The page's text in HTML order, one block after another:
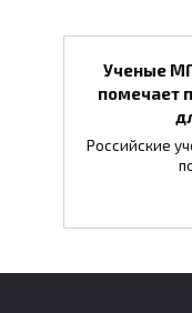
Ученые
помечает
Российские